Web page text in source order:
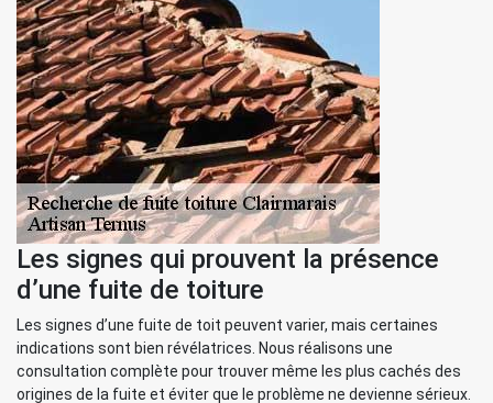
Les signes qui prouvent la présence
d’une fuite de toiture
Les signes d’une fuite de toit peuvent varier, mais certaines
indications sont bien révélatrices. Nous réalisons une
consultation complète pour trouver même les plus cachés des
origines de la fuite et éviter que le problème ne devienne sérieux.